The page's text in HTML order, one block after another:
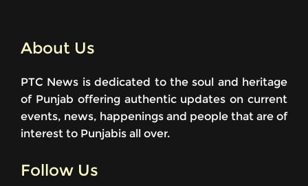
About Us
PTC News is dedicated to the soul and heritage
of Punjab offering authentic updates on current
events, news, happenings and people that are of
interest to Punjabis all over.
Follow Us